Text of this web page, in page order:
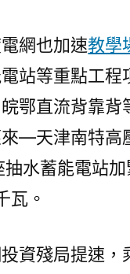
網也加速教學
站等重點工程
鄂直流背靠背
—天津南特高
水蓄能電站
瓦。
資殘局提速，